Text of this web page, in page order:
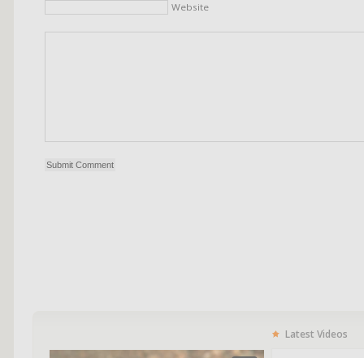
Website
Latest Videos